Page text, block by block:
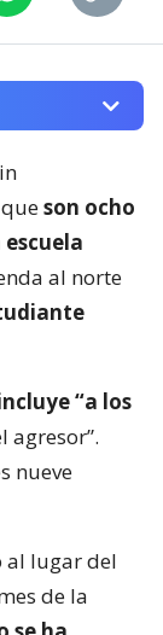
son ocho
al norte
“a los
agresor”.
nueve
al lugar del
de la